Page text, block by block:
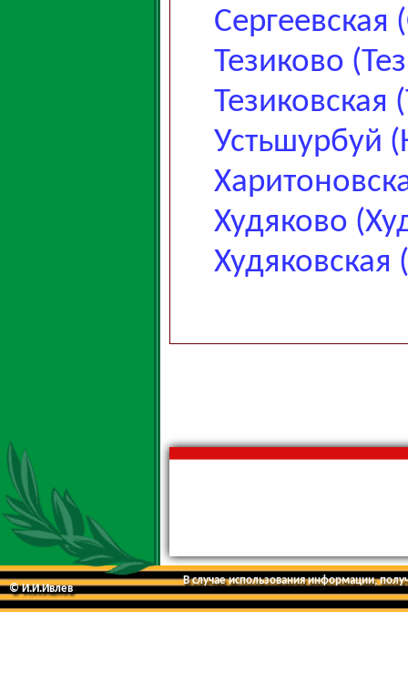
Сергеевская
Тезиково
Тезиковская
Устьшурбуй
Худяково
Худяковская
© И.И.Ивлев
В случае использования информации,